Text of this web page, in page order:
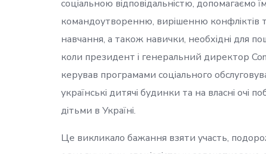
соціальною відповідальністю, допомагаємо
командоутворенню, вирішенню конфліктів
навчання, а також навички, необхідні для
коли президент і генеральний директор
керував програмами соціального
українські дитячі будинки та на власні
дітьми в Україні.
Це викликало бажання взяти участь,